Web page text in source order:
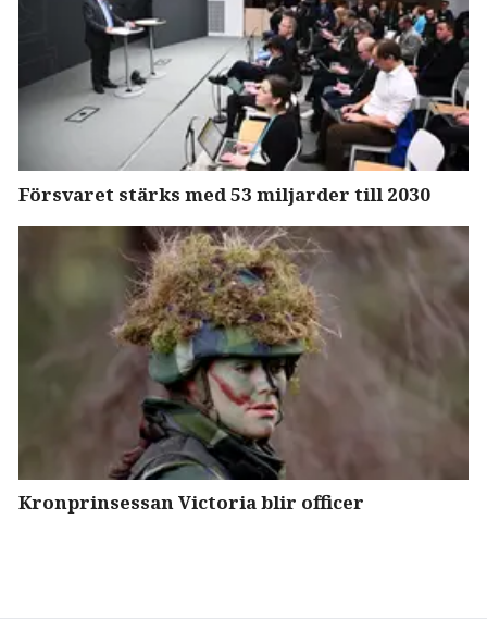
Försvaret stärks med 53 miljarder till 2030
Kronprinsessan Victoria blir officer